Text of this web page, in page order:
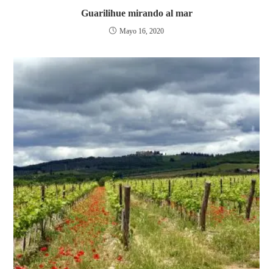
Guarilihue mirando al mar
Mayo 16, 2020